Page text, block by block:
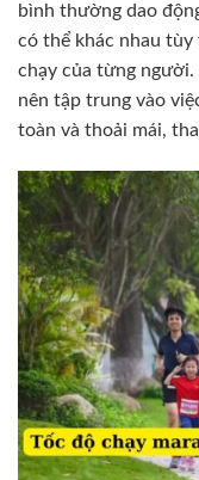
bình thường dao
có thể khác nhau
chạy của từng
nên tập trung vào
toàn và thoải mái,